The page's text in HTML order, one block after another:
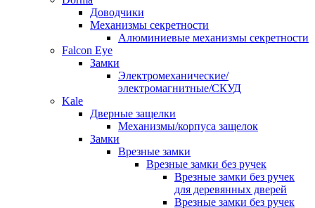
Доводчики
Механизмы секретности
Алюминиевые механизмы секретности
Falcon Eye
Замки
Электромеханические/
электромагнитные/СКУД
Kale
Дверные защелки
Механизмы/корпуса защелок
Замки
Врезные замки
Врезные замки без ручек
Врезные замки без ручек
для деревянных дверей
Врезные замки без ручек